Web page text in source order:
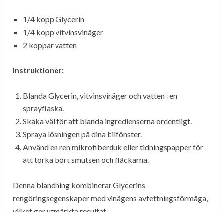
1/4 kopp Glycerin
1/4 kopp vitvinsvinäger
2 koppar vatten
Instruktioner:
Blanda Glycerin, vitvinsvinäger och vatten i en
sprayflaska.
Skaka väl för att blanda ingredienserna ordentligt.
Spraya lösningen på dina bilfönster.
Använd en ren mikrofiberduk eller tidningspapper för
att torka bort smutsen och fläckarna.
Denna blandning kombinerar Glycerins
rengöringsegenskaper med vinägens avfettningsförmåga,